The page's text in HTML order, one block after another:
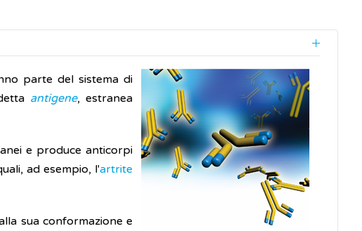
parte del sistema di
antigene, estranea
e produce anticorpi
ad esempio, l'artrite
sua conformazione e